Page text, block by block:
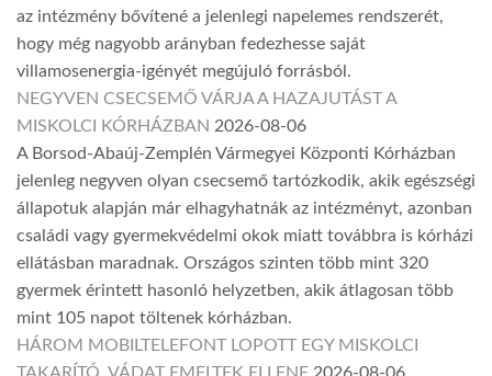
az intézmény bővítené a jelenlegi napelemes rendszerét,
hogy még nagyobb arányban fedezhesse saját
villamosenergia-igényét megújuló forrásból.
NEGYVEN CSECSEMŐ VÁRJA A HAZAJUTÁST A
MISKOLCI KÓRHÁZBAN 2026-08-06
A Borsod-Abaúj-Zemplén Vármegyei Központi Kórházban
jelenleg negyven olyan csecsemő tartózkodik, akik egészségi
állapotuk alapján már elhagyhatnák az intézményt, azonban
családi vagy gyermekvédelmi okok miatt továbbra is kórházi
ellátásban maradnak. Országos szinten több mint 320
gyermek érintett hasonló helyzetben, akik átlagosan több
mint 105 napot töltenek kórházban.
HÁROM MOBILTELEFONT LOPOTT EGY MISKOLCI